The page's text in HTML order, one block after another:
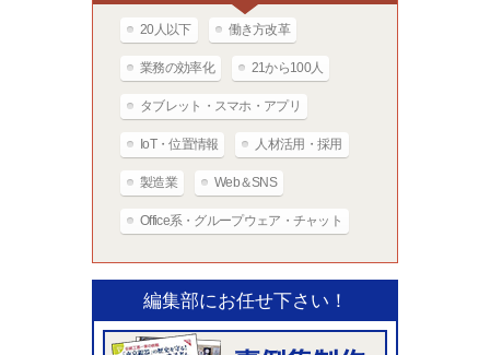
20人以下 働き方改革
業務の効率化 21から100人
タブレット・スマホ・アプリ
IoT・位置情報 人材活用・採用
製造業 Web＆SNS
Office系・グループウェア・チャット
編集部にお任せ下さい！